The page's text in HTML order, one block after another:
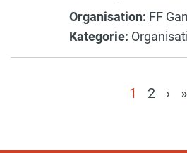
Organisation: FF
Kategorie:
1 2 › »